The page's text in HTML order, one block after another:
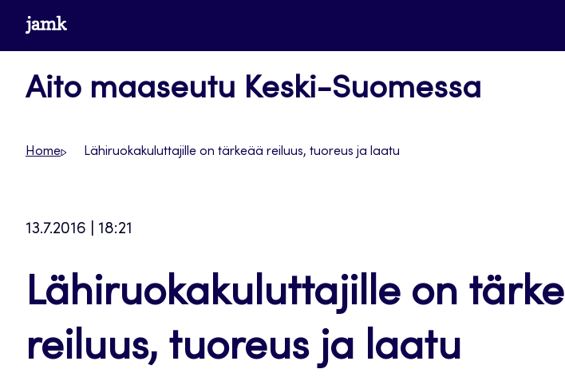
Siirrywww.jamk.fi
Aito maaseutu Keski-Suomessa
Home Lähiruokakuluttajille on tärkeää reiluus, tuoreus ja laatu
13.7.2016 | 18:21
Lähiruokakuluttajille on
reiluus, tuoreus ja laatu